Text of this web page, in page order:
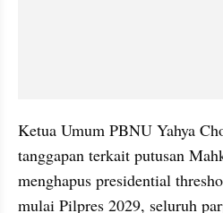
Ketua Umum PBNU Yahya
tanggapan terkait putusan
menghapus presidential
mulai Pilpres 2029, seluruh